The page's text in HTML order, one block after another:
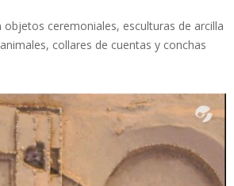
objetos ceremoniales, esculturas de arcilla
collares de cuentas y conchas